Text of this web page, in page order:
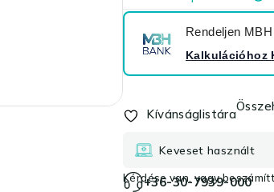
Rendeljen
Kalkulációhoz
Kívánságlistára
Keveset használt
Kérdése van, vagy
+36-30-7939-000